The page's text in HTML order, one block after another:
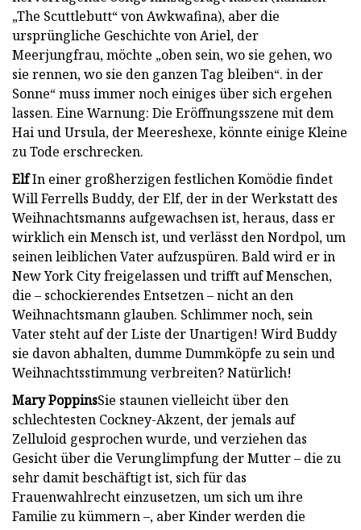
„The Scuttlebutt“ von Awkwafina), aber die
ursprüngliche Geschichte von Ariel, der
Meerjungfrau, möchte „oben sein, wo sie gehen, wo
sie rennen, wo sie den ganzen Tag bleiben“. in der
Sonne“ muss immer noch einiges über sich ergehen
lassen. Eine Warnung: Die Eröffnungsszene mit dem
Hai und Ursula, der Meereshexe, könnte einige Kleine
zu Tode erschrecken.
ElfIn einer großherzigen festlichen Komödie findet
Will Ferrells Buddy, der Elf, der in der Werkstatt des
Weihnachtsmanns aufgewachsen ist, heraus, dass er
wirklich ein Mensch ist, und verlässt den Nordpol, um
seinen leiblichen Vater aufzuspüren. Bald wird er in
New York City freigelassen und trifft auf Menschen,
die – schockierendes Entsetzen – nicht an den
Weihnachtsmann glauben. Schlimmer noch, sein
Vater steht auf der Liste der Unartigen! Wird Buddy
sie davon abhalten, dumme Dummköpfe zu sein und
Weihnachtsstimmung verbreiten? Natürlich!
Mary PoppinsSie staunen vielleicht über den
schlechtesten Cockney-Akzent, der jemals auf
Zelluloid gesprochen wurde, und verziehen das
Gesicht über die Verunglimpfung der Mutter – die zu
sehr damit beschäftigt ist, sich für das
Frauenwahlrecht einzusetzen, um sich um ihre
Familie zu kümmern –, aber Kinder werden die